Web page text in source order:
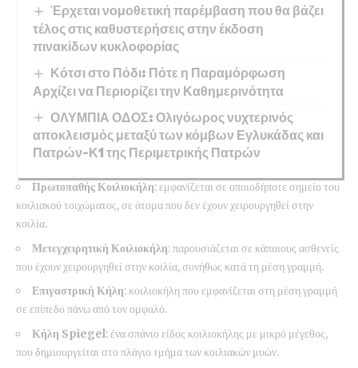
Έρχεται νομοθετική παρέμβαση που θα βάζει
τέλος στις καθυστερήσεις στην έκδοση
πινακίδων κυκλοφορίας
Κότσι στο Πόδι: Πότε η Παραμόρφωση
Αρχίζει να Περιορίζει την Καθημερινότητα
ΟΛΥΜΠΙΑ ΟΔΟΣ: Ολιγόωρος νυχτερινός
αποκλεισμός μεταξύ των κόμβων Εγλυκάδας και
Πατρών-Κ1 της Περιμετρικής Πατρών
Πρωτοπαθής Κοιλιοκήλη: εμφανίζεται σε οποιοδήποτε σημείο του
κοιλιακού τοιχώματος, σε άτομα που δεν έχουν χειρουργηθεί στην
κοιλία.
Μετεγχειρητική Κοιλιοκήλη: παρουσιάζεται σε κάποιους ασθενείς
που έχουν χειρουργηθεί στην κοιλία, συνήθως κατά τη μέση γραμμή.
Επιγαστρική Κήλη: κοιλιοκήλη που εμφανίζεται στη μέση γραμμή
σε επίπεδο πάνω από τον ομφαλό.
Κήλη Spiegel: ένα σπάνιο είδος κοιλιοκήλης με μικρό μέγεθος,
που δημιουργείται στο πλάγιο τμήμα των κοιλιακών μυών.